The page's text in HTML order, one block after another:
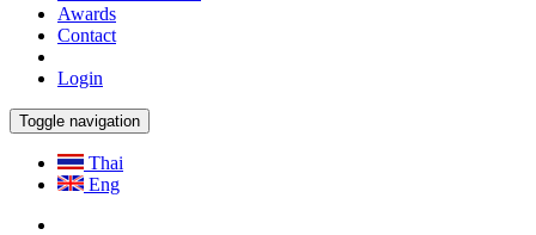
Awards
Contact
Login
Toggle navigation
Thai
Eng